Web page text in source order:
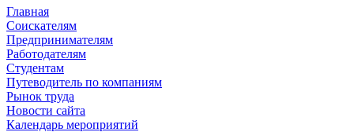
Главная
Соискателям
Предпринимателям
Работодателям
Студентам
Путеводитель по компаниям
Рынок труда
Новости сайта
Календарь мероприятий